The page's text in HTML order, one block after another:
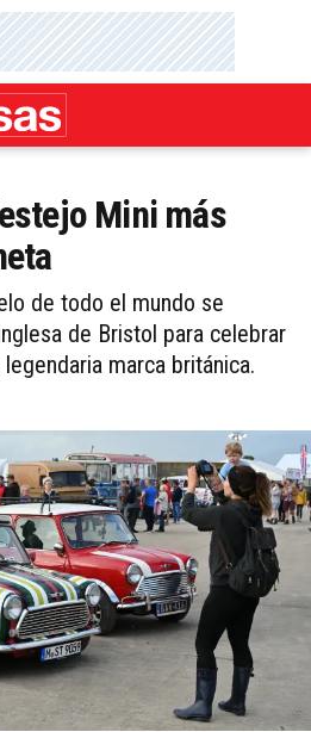
Mini más
de todo el mundo se
de Bristol para celebrar
marca británica.